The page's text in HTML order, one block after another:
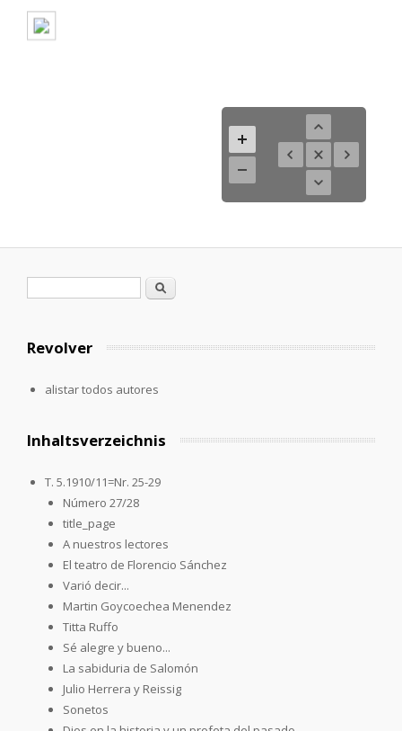
Formulario de búsqueda
Buscar
Revolver
alistar todos autores
Inhaltsverzeichnis
T. 5.1910/11=Nr. 25-29
Número 27/28
title_page
A nuestros lectores
El teatro de Florencio Sánchez
Varió decir...
Martin Goycoechea Menendez
Titta Ruffo
Sé alegre y bueno...
La sabiduria de Salomón
Julio Herrera y Reissig
Sonetos